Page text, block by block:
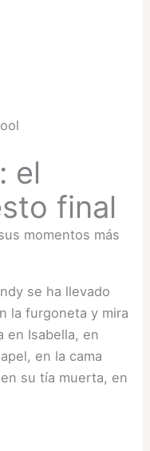
el
final
momentos más
se ha llevado
la furgoneta y mira
en Isabella, en
en la cama
su tía muerta, en